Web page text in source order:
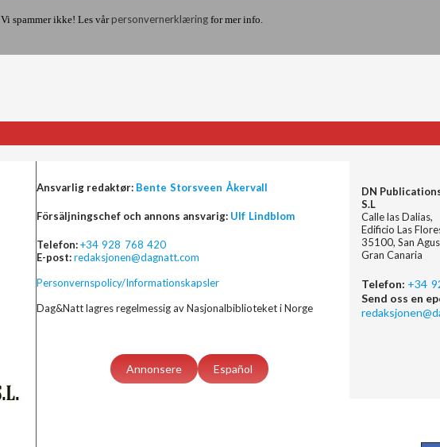
Vi spammer ikke! Les vår personvernerklæringfor mer info.
Ansvarlig redaktør: Bente Storsveen Åkervall
Försäljningschef och annons ansvarig: Ulf Lindblom
Telefon:+34 928 768 420
E-post:redaksjonen@dagnatt.com
Personvernspolicy/Informationskapsler
Dag&Natt lagres regelmessig av Nasjonalbiblioteket i Norge
Annonsere Español
DN
S.L
Calle las Dalias,
Edificio Las
35100, San
Gran Canaria
Telefon: +34
Send oss en